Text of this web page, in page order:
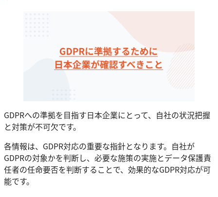
GDPRへの準拠を目指す日本企業にとって、自社の状況把握
と対策が不可欠です。
各情報は、GDPR対応の重要な指針となります。自社が
GDPRの対象かを判断し、必要な施策の実施とデータ保護責
任者の任命要否を判断することで、効果的なGDPR対応が可
能です。